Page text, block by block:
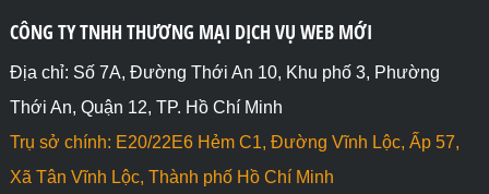
CÔNG TY TNHH THƯƠNG MẠI DỊCH VỤ WEB MỚI
Địa chỉ: Số 7A, Đường Thới An 10, Khu phố 3, Phường
Thới An, Quận 12, TP. Hồ Chí Minh
Trụ sở chính: E20/22E6 Hẻm C1, Đường Vĩnh Lộc, Ấp 57,
Xã Tân Vĩnh Lộc, Thành phố Hồ Chí Minh